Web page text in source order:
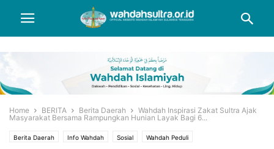
Home BERITA Berita Daerah
Wahdah Inspirasi Zakat Sultra Ajak
Masyarakat Bersama Rampungkan Hunian Layak Bagi 6...
Berita Daerah Info Wahdah Sosial Wahdah Peduli